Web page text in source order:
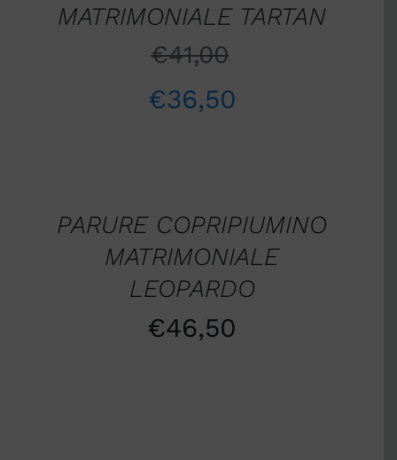
MATRIMONIALE TARTAN
€41,00
€36,50
DETTAGLIPARURE COPRIPIUMINO
MATRIMONIALE
LEOPARDO
€46,50